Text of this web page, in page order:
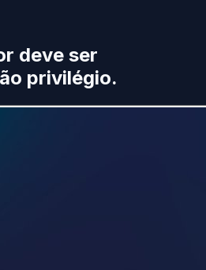
deve ser
privilégio.